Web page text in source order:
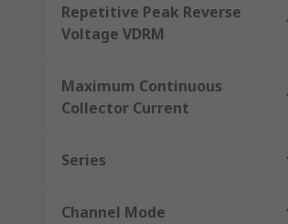
Repetitive Peak Reverse
Voltage VDRM
Maximum Continuous
Collector Current
Series
Channel Mode